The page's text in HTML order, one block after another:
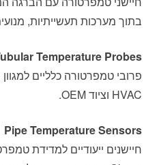
בתוך מערכות תעשייתיות,
Temperature Probes
פרובי טמפרטורה כלליים
HVAC וציוד OEM.
Pipe Temperature Sensors